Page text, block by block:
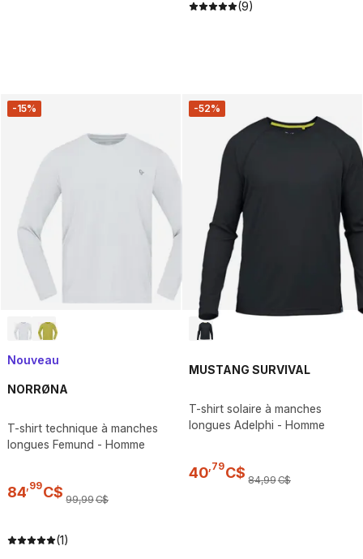
(9)
-15%
Nouveau
NORRØNA
T-shirt technique à manches
longues Femund - Homme
84,99C$ 99,99C$
(1)
-52%
MUSTANG SURVIVAL
T-shirt solaire à manches
longues Adelphi - Homme
40,79C$ 84,99C$